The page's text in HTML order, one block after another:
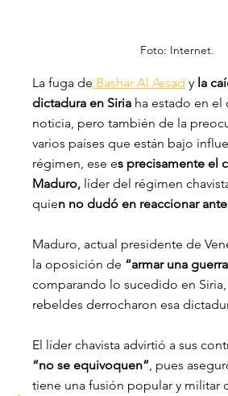
Foto: Internet.
La fuga de Bashar Al Assad y la
dictadura en Siria ha estado en el
noticia, pero también de la
varios países que están bajo
régimen, ese es precisamente el
Maduro, líder del régimen
quien no dudó en reaccionar
Maduro, actual presidente de
la oposición de “armar una
comparando lo sucedido en
rebeldes derrocharon esa
El líder chavista advirtió a sus
“no se equivoquen” , pues
tiene una fusión popular y militar